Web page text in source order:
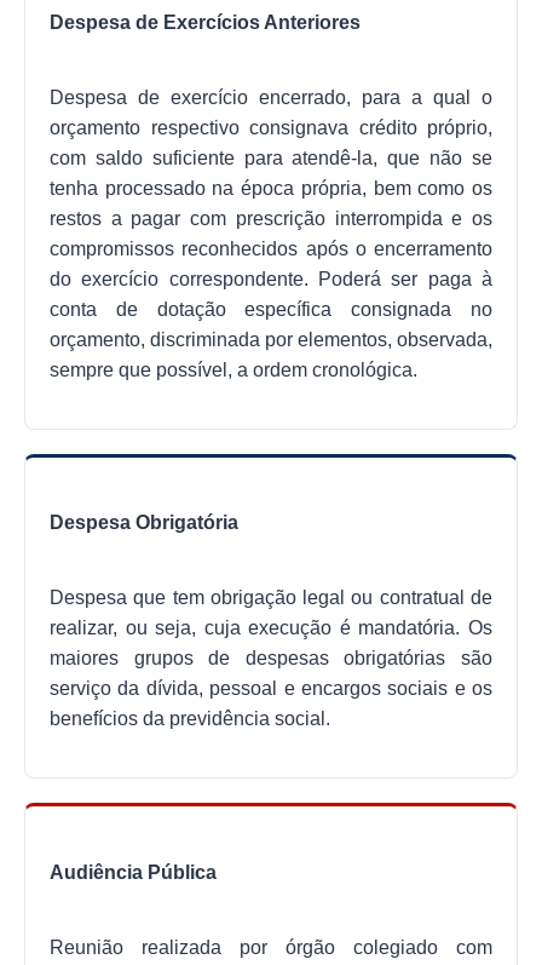
Despesa de Exercícios Anteriores
Despesa de exercício encerrado, para a qual o
orçamento respectivo consignava crédito próprio,
com saldo suficiente para atendê-la, que não se
tenha processado na época própria, bem como os
restos a pagar com prescrição interrompida e os
compromissos reconhecidos após o encerramento
do exercício correspondente. Poderá ser paga à
conta de dotação específica consignada no
orçamento, discriminada por elementos, observada,
sempre que possível, a ordem cronológica.
Despesa Obrigatória
Despesa que tem obrigação legal ou contratual de
realizar, ou seja, cuja execução é mandatória. Os
maiores grupos de despesas obrigatórias são
serviço da dívida, pessoal e encargos sociais e os
benefícios da previdência social.
Audiência Pública
Reunião realizada por órgão colegiado com